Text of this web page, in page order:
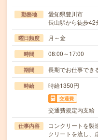
勤務地
愛知県豊川市
長山駅から徒歩42
曜日頻度 月～金
時間 08:00～17:00
期間 長期でお仕事でき
時給 時給1350円
交通費
交通費規定内支給
仕事内容
コンクリートを製
クリートを流し、